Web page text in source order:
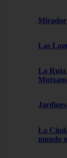
Mirador
Las
La Ruta
La
mundo